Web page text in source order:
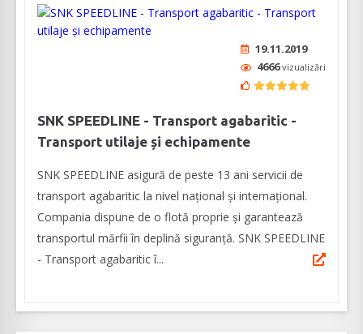
19.11.2019
4666vizualizări
SNK SPEEDLINE - Transport agabaritic -
Transport utilaje și echipamente
SNK SPEEDLINE asigură de peste 13 ani servicii de
transport agabaritic la nivel național și internațional.
Compania dispune de o flotă proprie și garantează
transportul mărfii în deplină siguranță. SNK SPEEDLINE
- Transport agabaritic î...